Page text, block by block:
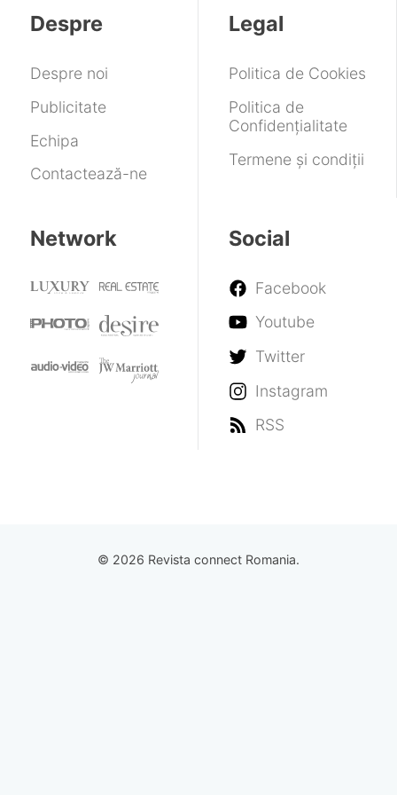
Apărare a
la
Despre
Despre noi
Publicitate
Echipa
Contactează-ne
Legal
Politica de Cookies
Politica de
Confidențialitate
Termene și condiții
Network Social
Facebook
Youtube
Twitter
Instagram
RSS
© 2026 Revista connect Romania.